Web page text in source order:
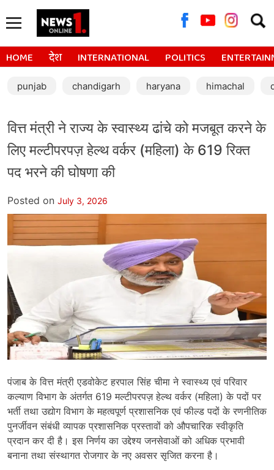
for:
HOME देश INTERNATIONAL POLITICS
punjab chandigarh haryana himachal
वित्त मंत्री ने राज्य के स्वास्थ्य ढांचे को मजबूत करने के
लिए मल्टीपरपज़ हेल्थ वर्कर (महिला) के 619 रिक्त
पद भरने की घोषणा की
Posted on July 3, 2026
पंजाब के वित्त मंत्री एडवोकेट हरपाल सिंह चीमा ने स्वास्थ्य एवं परिवार
कल्याण विभाग के अंतर्गत 619 मल्टीपरपज़ हेल्थ वर्कर (महिला) के पदों पर
भर्ती तथा उद्योग विभाग के महत्वपूर्ण प्रशासनिक एवं फील्ड पदों के रणनीतिक
पुनर्जीवन संबंधी व्यापक प्रशासनिक प्रस्तावों को औपचारिक स्वीकृति
प्रदान कर दी है। इस निर्णय का उद्देश्य जनसेवाओं को अधिक प्रभावी
बनाना तथा संस्थागत रोजगार के नए अवसर सृजित करना है।